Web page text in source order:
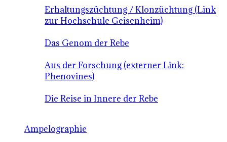
Erhaltungszüchtung / Klonzüchtung (Link
zur Hochschule Geisenheim)
Das Genom der Rebe
Aus der Forschung (externer Link:
Phenovines)
Die Reise in Innere der Rebe
Ampelographie